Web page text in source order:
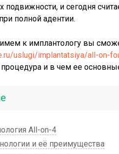
подвижности, и сегодня
полной адентии.
к имплантологу вы
uslugi/implantatsiya/all-on-
процедура и в чем ее
All-on-4
и её преимущества